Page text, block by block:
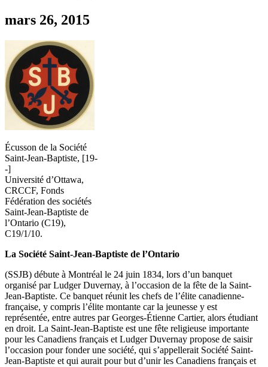
mars 26, 2015
Écusson de la Société
Saint-Jean-Baptiste, [19-
-]
Université d’Ottawa,
CRCCF, Fonds
Fédération des sociétés
Saint-Jean-Baptiste de
l’Ontario (C19),
C19/1/10.
La Société Saint-Jean-Baptiste de l’Ontario
(SSJB) débute à Montréal le 24 juin 1834, lors d’un banquet
organisé par Ludger Duvernay, à l’occasion de la fête de la Saint-
Jean-Baptiste. Ce banquet réunit les chefs de l’élite canadienne-
française, y compris l’élite montante car la jeunesse y est
représentée, entre autres par Georges-Étienne Cartier, alors étudiant
en droit. La Saint-Jean-Baptiste est une fête religieuse importante
pour les Canadiens français et Ludger Duvernay propose de saisir
l’occasion pour fonder une société, qui s’appellerait Société Saint-
Jean-Baptiste et qui aurait pour but d’unir les Canadiens français et